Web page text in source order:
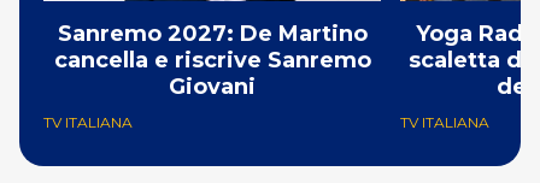
Sanremo 2027: De Martino
cancella e riscrive Sanremo
Giovani
TV ITALIANA
Yoga
scaletta
del
TV ITALIANA